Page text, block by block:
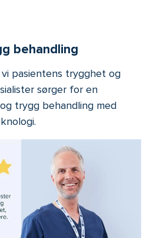
behandling
pasientens trygghet og
sørger for en
trygg behandling med